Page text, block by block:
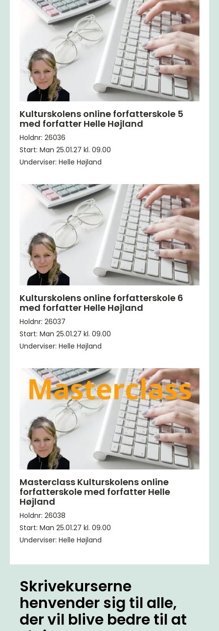
Kulturskolens online forfatterskole 5
med forfatter Helle Højland
Holdnr: 26036
Start: Man 25.01.27 kl. 09.00
Underviser: Helle Højland
Kulturskolens online forfatterskole 6
med forfatter Helle Højland
Holdnr: 26037
Start: Man 25.01.27 kl. 09.00
Underviser: Helle Højland
Masterclass Kulturskolens online
forfatterskole med forfatter Helle
Højland
Holdnr: 26038
Start: Man 25.01.27 kl. 09.00
Underviser: Helle Højland
​Skrivekurserne
henvender sig til alle,
der vil blive bedre til at